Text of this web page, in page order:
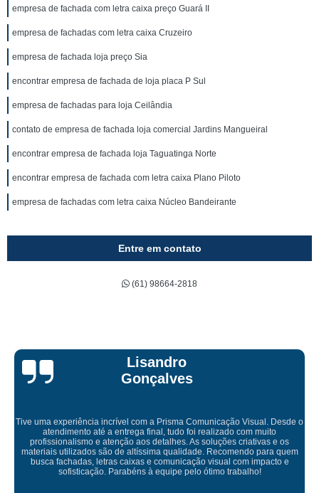
empresa de fachada com letra caixa preço Guará II
empresa de fachadas com letra caixa Cruzeiro
empresa de fachada loja preço Sia
encontrar empresa de fachada de loja placa P Sul
empresa de fachadas para loja Ceilândia
contato de empresa de fachada loja comercial Jardins Mangueiral
encontrar empresa de fachada loja Taguatinga Norte
encontrar empresa de fachada com letra caixa Plano Piloto
empresa de fachadas com letra caixa Núcleo Bandeirante
Entre em contato
(61) 98664-2818
Bruna Eduarda
Empresa maravilhosa, entregue antes do prazo e a instalação da lona
ficou perfeita, indico de olhos fechados